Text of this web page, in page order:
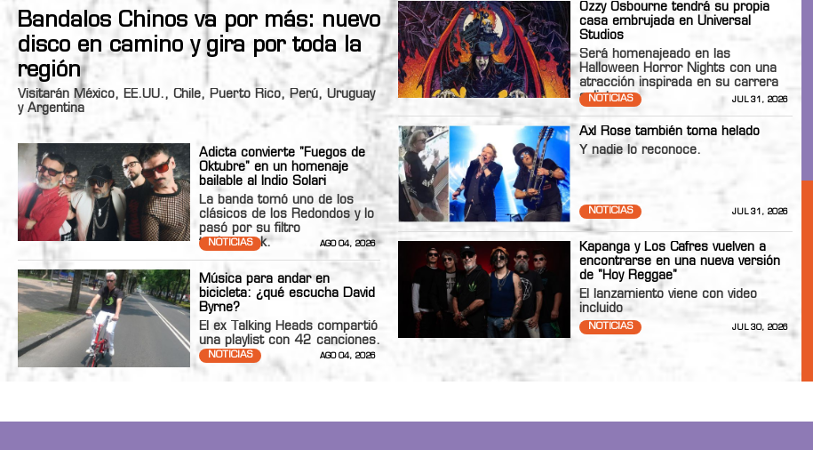
Bandalos Chinos va por más: nuevo
disco en camino y gira por toda la
región
Visitarán México, EE.UU., Chile, Puerto Rico, Perú, Uruguay
y Argentina
Adicta convierte "Fuegos de
Oktubre" en un homenaje
bailable al Indio Solari
La banda tomó uno de los
clásicos de los Redondos y lo
pasó por su filtro
technopunk.
NOTICIAS AGO 04, 2026
Música para andar en
bicicleta: ¿qué escucha David
Byrne?
El ex Talking Heads compartió
una playlist con 42 canciones.
NOTICIAS AGO 04, 2026
Ozzy Osbourne tendrá su propia
casa embrujada en Universal
Studios
Será homenajeado en las
Halloween Horror Nights con una
atracción inspirada en su carrera
solista.
NOTICIAS JUL 31, 2026
Axl Rose también toma helado
Y nadie lo reconoce.
NOTICIAS JUL 31, 2026
Kapanga y Los Cafres vuelven a
encontrarse en una nueva versión
de "Hoy Reggae"
El lanzamiento viene con video
incluido
NOTICIAS JUL 30, 2026